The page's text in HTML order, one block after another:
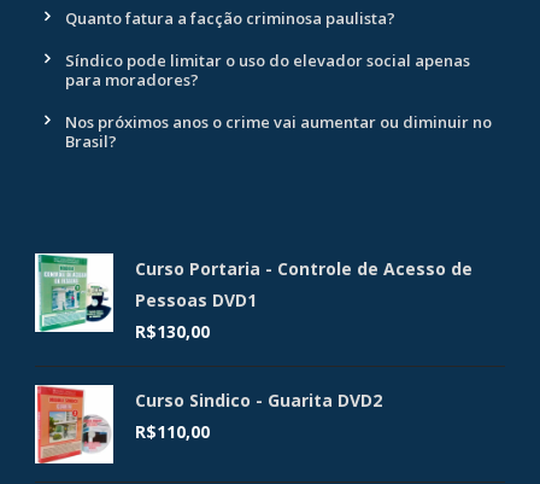
Quanto fatura a facção criminosa paulista?
Síndico pode limitar o uso do elevador social apenas
para moradores?
Nos próximos anos o crime vai aumentar ou diminuir no
Brasil?
Curso Portaria - Controle de Acesso de
Pessoas DVD1
R$130,00
Curso Sindico - Guarita DVD2
R$110,00